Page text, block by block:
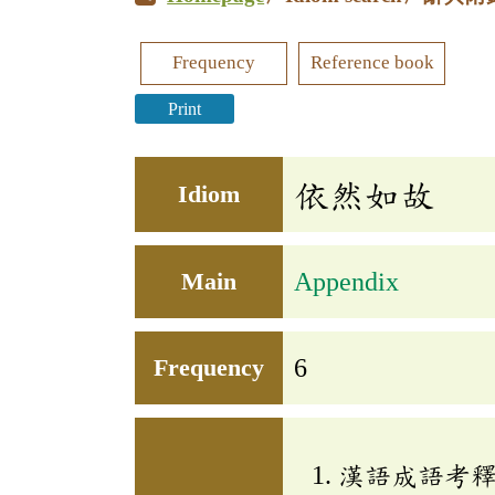
Frequency Reference book
Print
Idiom 依然如故
Main Appendix
Frequency 6
漢語成語考